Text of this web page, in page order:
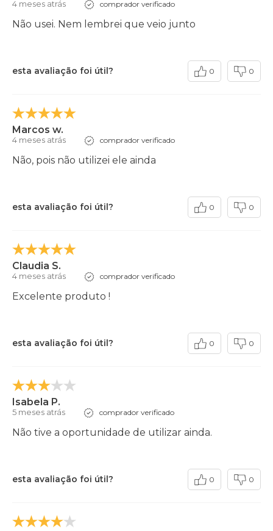
4 meses atrás comprador verificado
Não usei. Nem lembrei que veio junto
esta avaliação foi útil? 0 0
Marcos w.
4 meses atrás comprador verificado
Não, pois não utilizei ele ainda
esta avaliação foi útil? 0 0
Claudia S.
4 meses atrás comprador verificado
Excelente produto !
esta avaliação foi útil? 0 0
Isabela P.
5 meses atrás comprador verificado
Não tive a oportunidade de utilizar ainda.
esta avaliação foi útil? 0 0